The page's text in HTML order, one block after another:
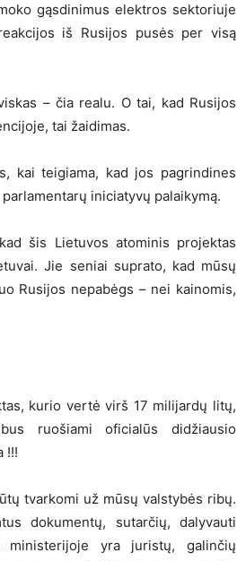
gąsdinimus elektros sektoriuje
iš Rusijos pusės per visą
– čia realu. O tai, kad Rusijos
tai žaidimas.
kai teigiama, kad jos pagrindines
iniciatyvų palaikymą.
šis Lietuvos atominis projektas
Jie seniai suprato, kad mūsų
Rusijos nepabėgs – nei kainomis,
kurio vertė virš 17 milijardų litų,
ruošiami oficialūs didžiausio
!!!
tvarkomi už mūsų valstybės ribų.
dokumentų, sutarčių, dalyvauti
ministerijoje yra juristų, galinčių